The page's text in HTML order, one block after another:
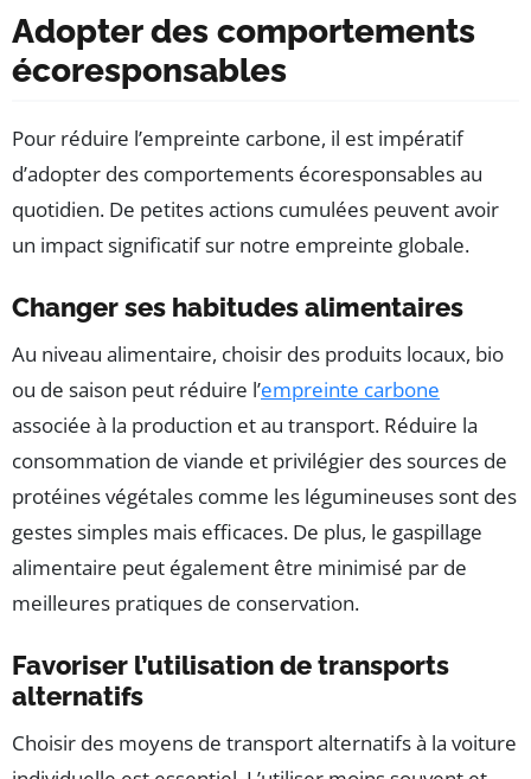
Adopter des comportements
écoresponsables
Pour réduire l’empreinte carbone, il est impératif
d’adopter des comportements écoresponsables au
quotidien. De petites actions cumulées peuvent avoir
un impact significatif sur notre empreinte globale.
Changer ses habitudes alimentaires
Au niveau alimentaire, choisir des produits locaux, bio
ou de saison peut réduire l’empreinte carbone
associée à la production et au transport. Réduire la
consommation de viande et privilégier des sources de
protéines végétales comme les légumineuses sont des
gestes simples mais efficaces. De plus, le gaspillage
alimentaire peut également être minimisé par de
meilleures pratiques de conservation.
Favoriser l’utilisation de transports
alternatifs
Choisir des moyens de transport alternatifs à la voiture